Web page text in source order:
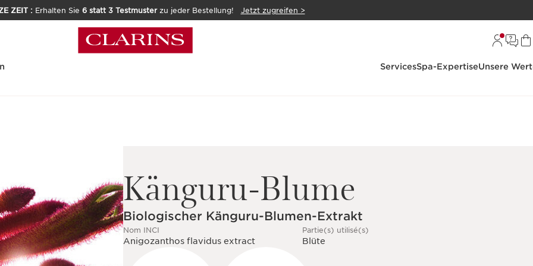
ZEIT : Erhalten Sie 6 statt 3 Testmusterzu jeder Bestellung! Jetzt zugreifen >
ServicesSpa-ExpertiseUnsere
Känguru-Blume
Biologischer Känguru-Blumen-Extrakt
Nom INCI
Anigozanthos flavidus extract
Partie(s) utilisé(s)
Blüte